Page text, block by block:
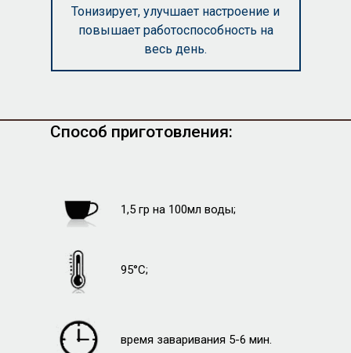
Тонизирует, улучшает настроение и
повышает работоспособность на
весь день.
Способ приготовления:
1,5 гр на 100мл воды;
время заваривания 5-6 мин.
95°C;